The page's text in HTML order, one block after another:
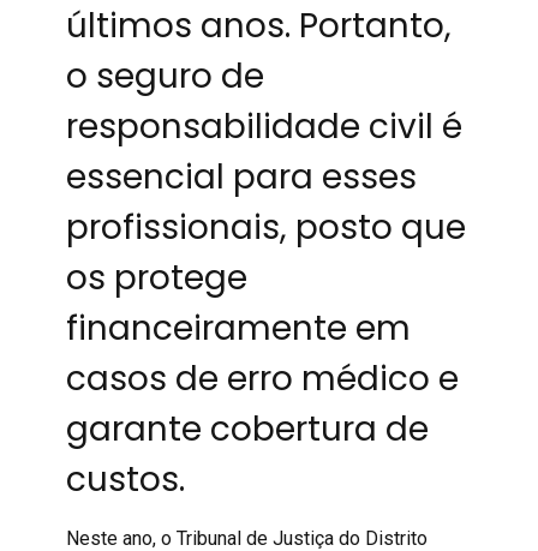
últimos anos. Portanto,
o seguro de
responsabilidade civil é
essencial para esses
profissionais, posto que
os protege
financeiramente em
casos de erro médico e
garante cobertura de
custos.
Neste ano, o Tribunal de Justiça do Distrito